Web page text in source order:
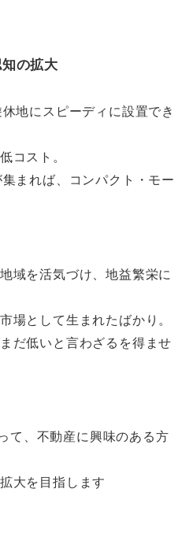
の拡大
地にスピーディに設置でき
コスト。
まれば、コンパクト・モー
域を活気づけ、地益繁栄に
場として生まれたばかり。
だ低いと言わざるを得ませ
て、不動産に興味のある方
大を目指します